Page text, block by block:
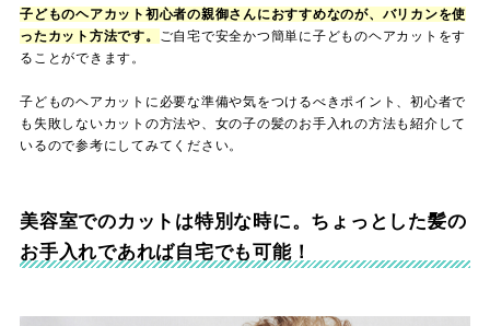
子どものヘアカット初心者の親御さんにおすすめなのが、バリカンを使
ったカット方法です。
ご自宅で安全かつ簡単に子どものヘアカットをす
ることができます。
子どものヘアカットに必要な準備や気をつけるべきポイント、初心者で
も失敗しないカットの方法や、女の子の髪のお手入れの方法も紹介して
いるので参考にしてみてください。
美容室でのカットは特別な時に。ちょっとした髪の
お手入れであれば自宅でも可能！